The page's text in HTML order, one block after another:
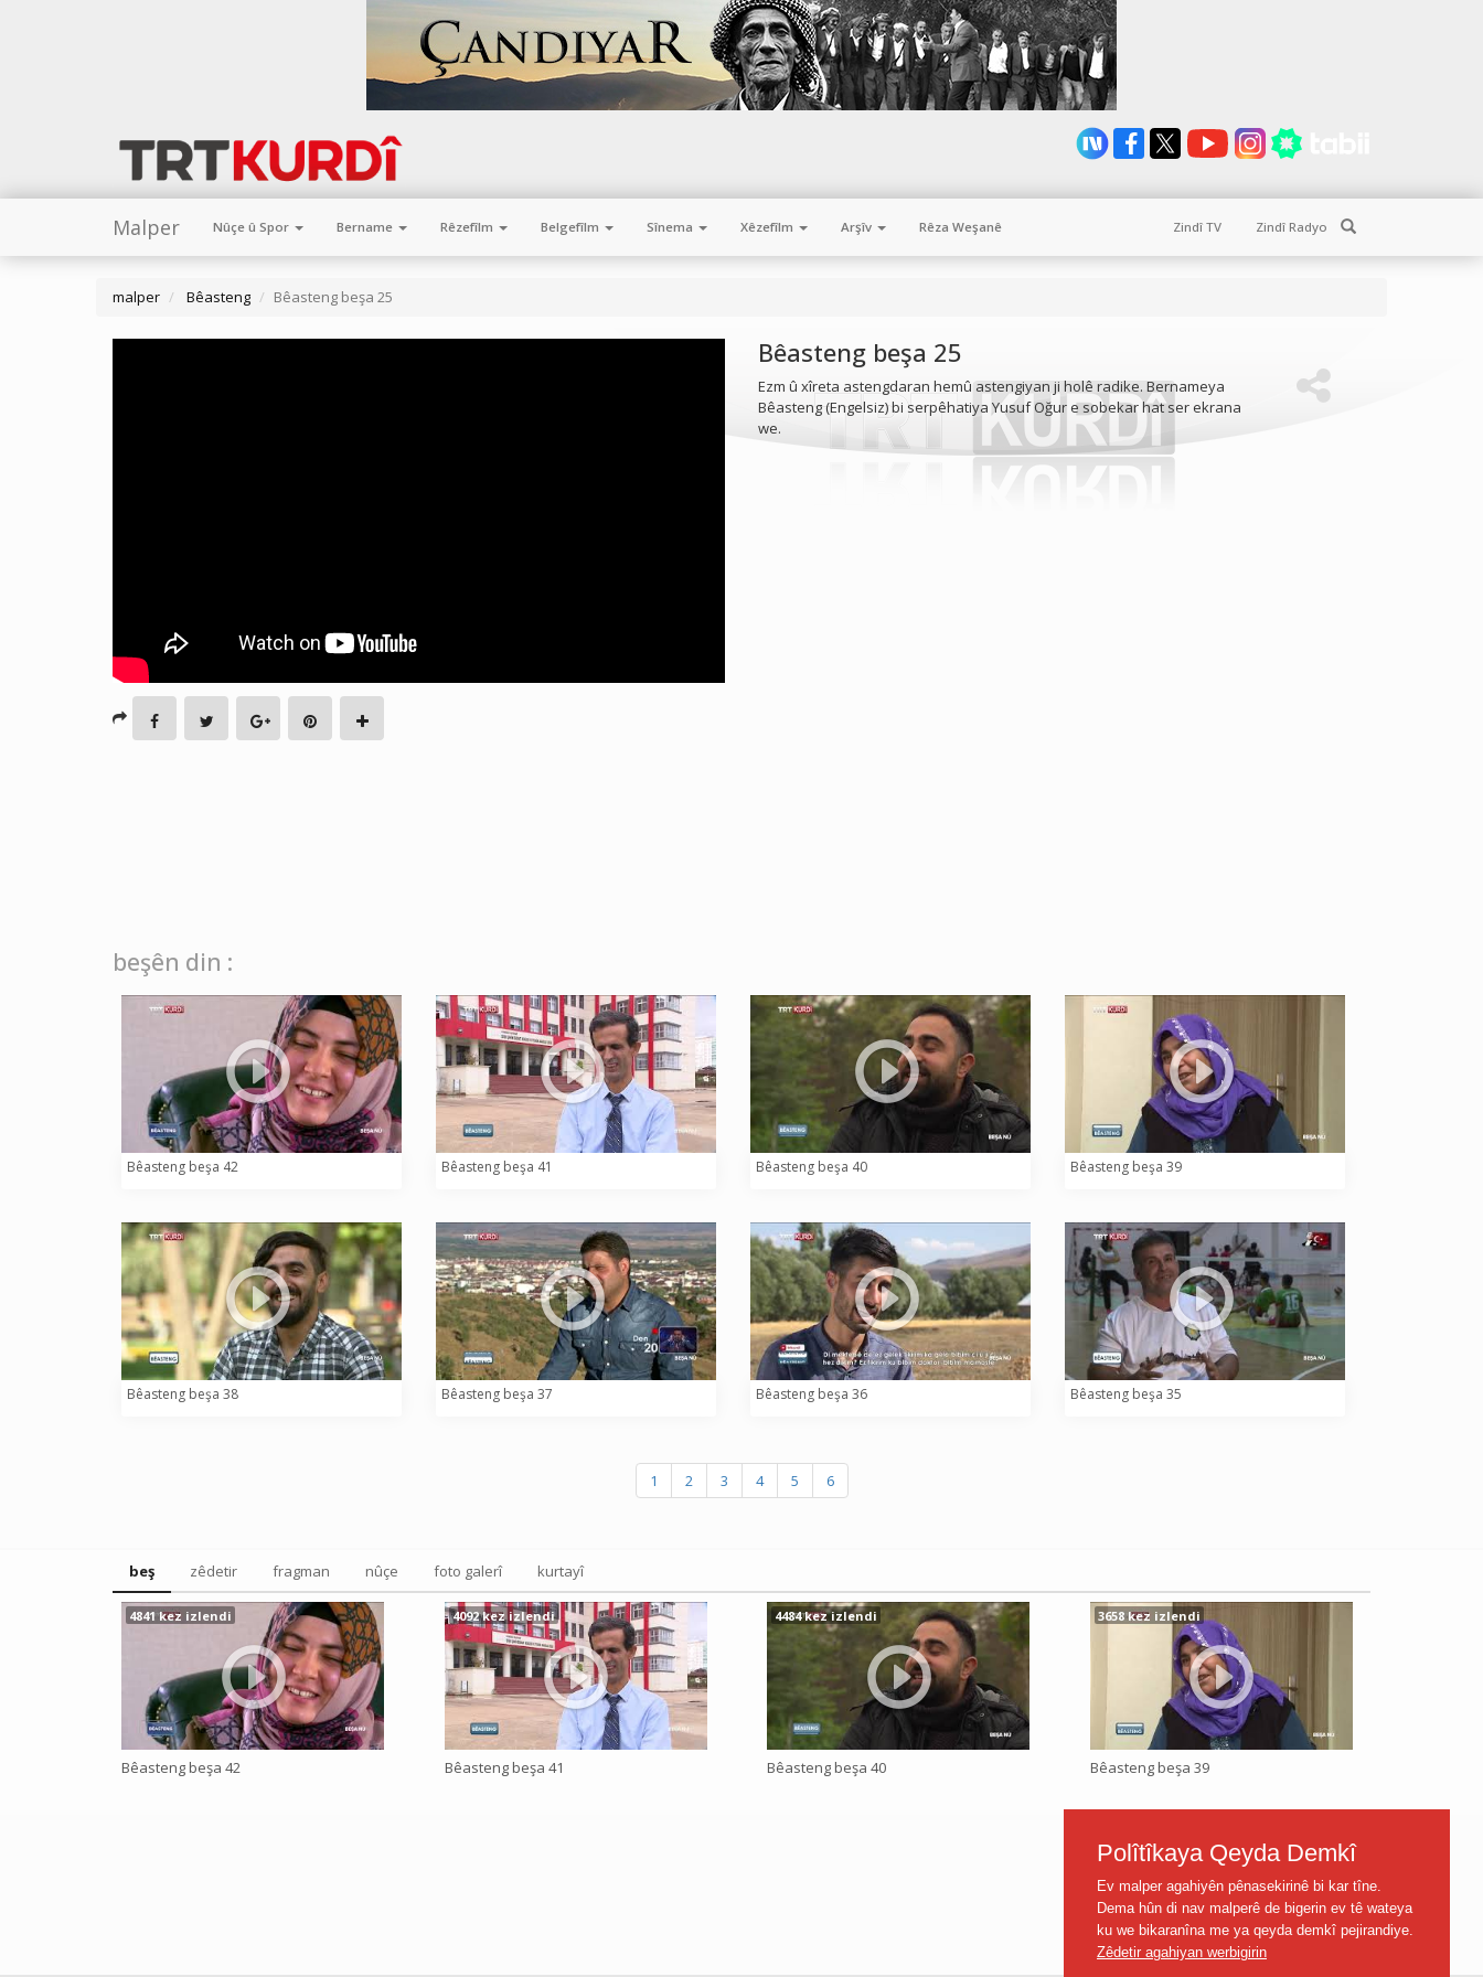
Malper Nûçe û Spor Bername Rêzefîlm Belgefîlm Sînema Xêzefîlm Arşîv Rêza Weşanê Zindî TV Zindî Radyo
malper Bêasteng Bêasteng beşa 25
Bêasteng beşa 25
Ezm û xîreta astengdaran hemû astengiyan ji holê radike. Bernameya
Bêasteng (Engelsiz) bi serpêhatiya Yusuf Oğur e sobekar hat ser ekrana
we.
beşên din :
Bêasteng beşa 42 Bêasteng beşa 41 Bêasteng beşa 40 Bêasteng beşa 39
Bêasteng beşa 38 Bêasteng beşa 37 Bêasteng beşa 36 Bêasteng beşa 35
1 2 3 4 5 6
beş zêdetir fragman nûçe foto galerî kurtayî
Bêasteng beşa 42
4841 kez izlendi
Bêasteng beşa 41
4092 kez izlendi
Bêasteng beşa 40
4484 kez izlendi
Bêasteng beşa 39
3658 kez izlendi
Polîtîkaya Qeyda Demkî
Ev malper agahiyên pênasekirinê bi kar tîne.
Dema hûn di nav malperê de bigerin ev tê wateya
ku we bikaranîna me ya qeyda demkî pejirandiye.
Zêdetir agahiyan werbigirin